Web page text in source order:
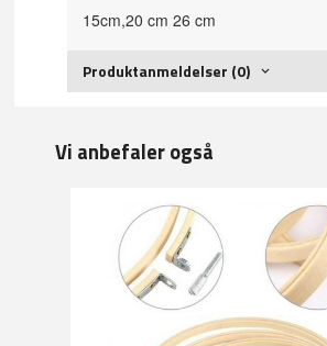
15cm,20 cm 26 cm
Produktanmeldelser (0)
Vi anbefaler også